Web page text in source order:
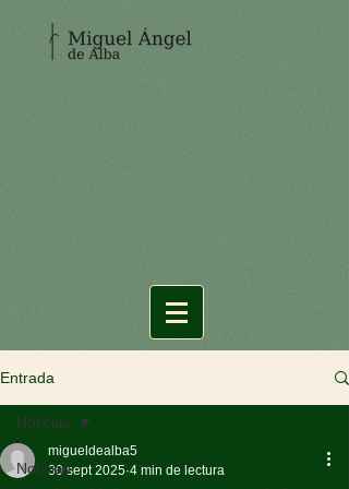
Entrada
Noticias
Noticias
migueldealba5
30 sept 2025 4 min de lectura